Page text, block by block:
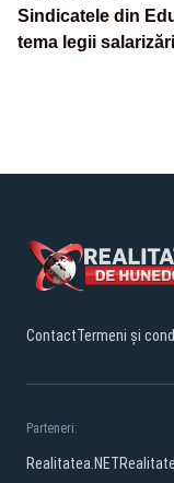
Sindicatele din
tema legii
ContactTermeni și
Parteneri:
Realitatea.NET